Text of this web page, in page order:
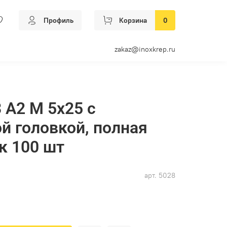
Профиль Корзина 0
zakaz@inoxkrep.ru
арт. 5028
А2 M 5х25 с
головкой, полная
100 шт